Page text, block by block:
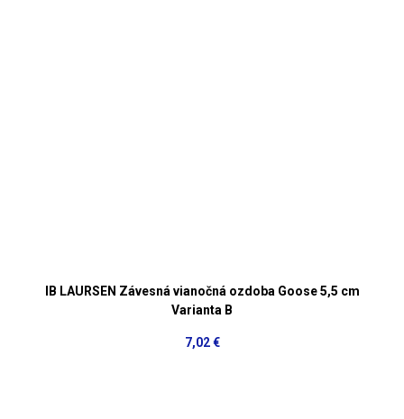
IB LAURSEN Závesná vianočná ozdoba Goose 5,5 cm
Varianta B
7,02 €